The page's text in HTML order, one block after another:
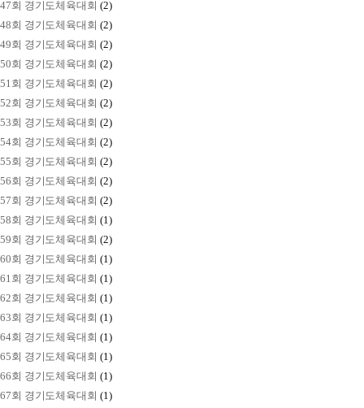
47회 경기도체육대회 (2)
48회 경기도체육대회 (2)
49회 경기도체육대회 (2)
50회 경기도체육대회 (2)
51회 경기도체육대회 (2)
52회 경기도체육대회 (2)
53회 경기도체육대회 (2)
54회 경기도체육대회 (2)
55회 경기도체육대회 (2)
56회 경기도체육대회 (2)
57회 경기도체육대회 (2)
58회 경기도체육대회 (1)
59회 경기도체육대회 (2)
60회 경기도체육대회 (1)
61회 경기도체육대회 (1)
62회 경기도체육대회 (1)
63회 경기도체육대회 (1)
64회 경기도체육대회 (1)
65회 경기도체육대회 (1)
66회 경기도체육대회 (1)
67회 경기도체육대회 (1)